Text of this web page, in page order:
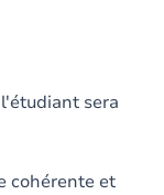
sera
cohérente et